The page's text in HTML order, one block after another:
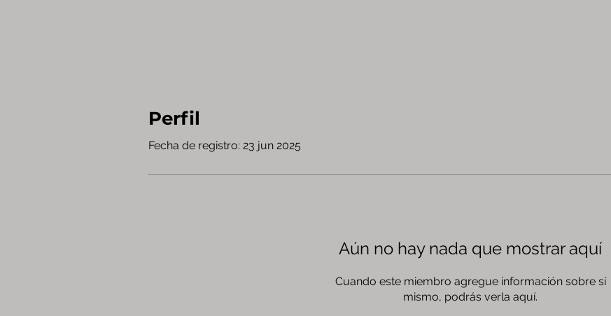
Perfil
Fecha de registro: 23 jun 2025
Aún no hay nada que mostrar aquí
Cuando este miembro agregue información sobre sí
mismo, podrás verla aquí.